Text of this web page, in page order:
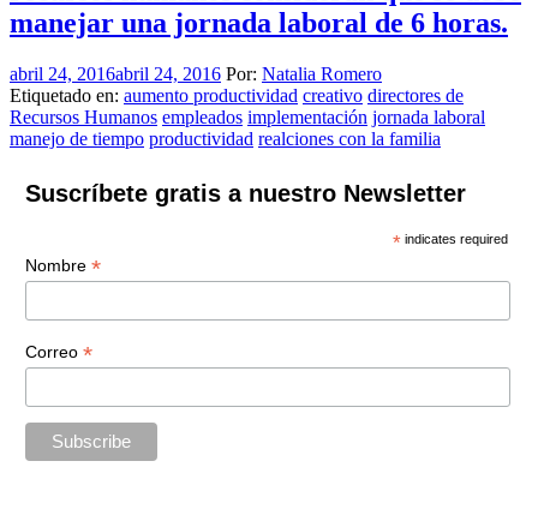
manejar una jornada laboral de 6 horas.
abril 24, 2016abril 24, 2016 Por: Natalia Romero
Etiquetado en: aumento productividad creativo directores de
Recursos Humanos empleados implementación jornada laboral
manejo de tiempo productividad realciones con la familia
Suscríbete gratis a nuestro Newsletter
* indicates required
Nombre *
Correo *